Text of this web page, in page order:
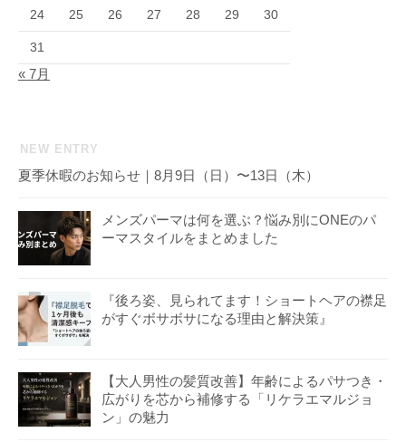
24 25 26 27 28 29 30
31
« 7月
NEW ENTRY
夏季休暇のお知らせ｜8月9日（日）〜13日（木）
メンズパーマは何を選ぶ？悩み別にONEのパ
ーマスタイルをまとめました
『後ろ姿、見られてます！ショートヘアの襟足
がすぐボサボサになる理由と解決策』
【大人男性の髪質改善】年齢によるパサつき・
広がりを芯から補修する「リケラエマルジョ
ン」の魅力